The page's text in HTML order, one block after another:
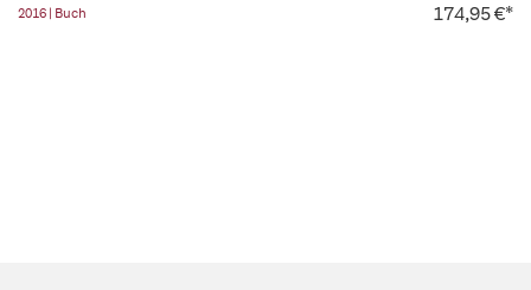
2016 | Buch 174,95 €*